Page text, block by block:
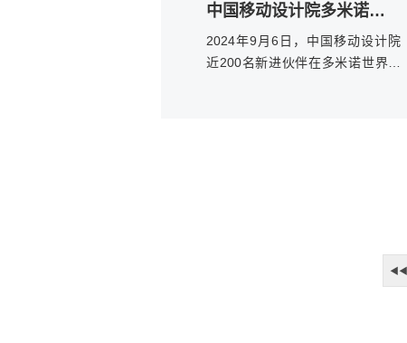
中国移动设计院多米诺共创
2024年9月6日，中国‌移动设计院
近200名新进伙伴在多米诺世界老
◀◀